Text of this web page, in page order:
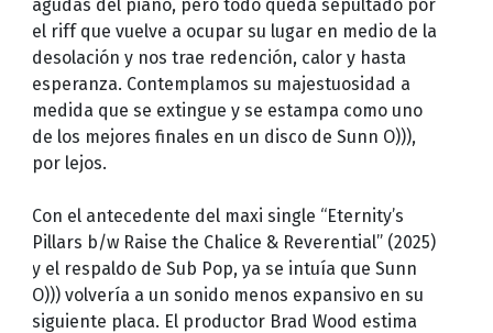
agudas del piano, pero todo queda sepultado por
el riff que vuelve a ocupar su lugar en medio de la
desolación y nos trae redención, calor y hasta
esperanza. Contemplamos su majestuosidad a
medida que se extingue y se estampa como uno
de los mejores finales en un disco de Sunn O))),
por lejos.
Con el antecedente del maxi single “Eternity’s
Pillars b/w Raise the Chalice & Reverential” (2025)
y el respaldo de Sub Pop, ya se intuía que Sunn
O))) volvería a un sonido menos expansivo en su
siguiente placa. El productor Brad Wood estima